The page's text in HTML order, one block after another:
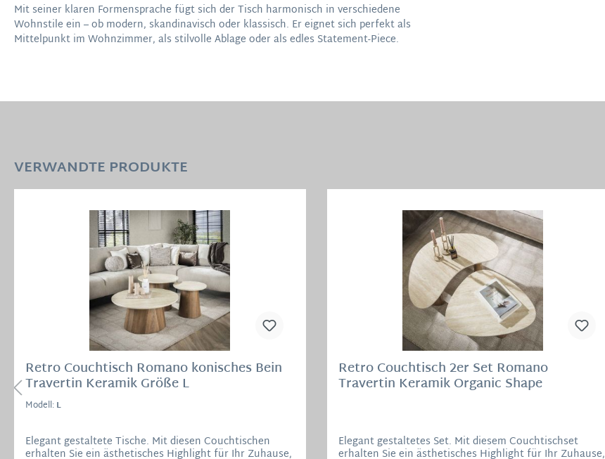
Mit seiner klaren Formensprache fügt sich der Tisch harmonisch in verschiedene
Wohnstile ein – ob modern, skandinavisch oder klassisch. Er eignet sich perfekt als
Mittelpunkt im Wohnzimmer, als stilvolle Ablage oder als edles Statement-Piece.
VERWANDTE PRODUKTE
Retro Couchtisch Romano konisches Bein
Travertin Keramik Größe L
Modell:L
Elegant gestaltete Tische. Mit diesen Couchtischen
erhalten Sie ein ästhetisches Highlight für Ihr Zuhause,
Retro Couchtisch 2er Set Romano
Travertin Keramik Organic Shape
Elegant gestaltetes Set. Mit diesem Couchtischset
erhalten Sie ein ästhetisches Highlight für Ihr Zuhause,